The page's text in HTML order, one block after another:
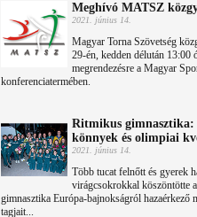
Meghívó MATSZ
2021. június 14.
Magyar Torna Szövetség
29-én, kedden délután 13:00
megrendezésre a Magyar
konferenciatermében.
Ritmikus gimnasztika:
könnyek és olimpiai
2021. június 14.
Több tucat felnőtt és gyerek
virágcsokrokkal köszöntötte
gimnasztika Európa-bajnokságról hazaérkező
tagjait...